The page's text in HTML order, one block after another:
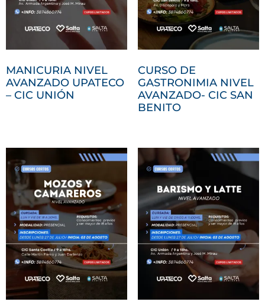
MANICURIA NIVEL
AVANZADO UPATECO
– CIC UNIÓN
CURSO DE
GASTRONIMIA NIVEL
AVANZADO- CIC SAN
BENITO